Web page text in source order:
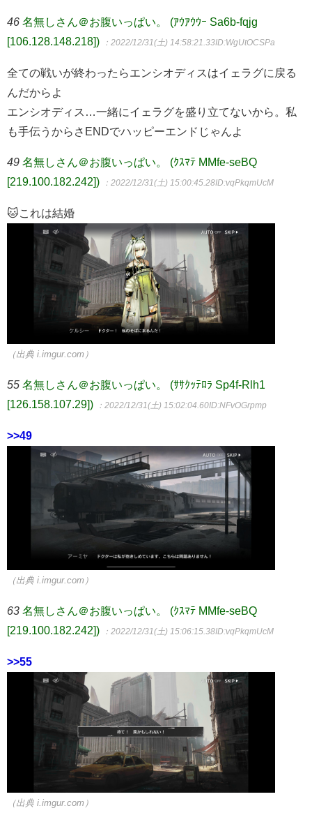
46 名無しさん＠お腹いっぱい。 (ｱｳｱｳｳｰ Sa6b-fqjg
[106.128.148.218])
：2022/12/31(土) 14:58:21.33ID:WgUtOCSPa
全ての戦いが終わったらエンシオディスはイェラグに戻る
んだからよ
エンシオディス…一緒にイェラグを盛り立てないから。私
も手伝うからさENDでハッピーエンドじゃんよ
49 名無しさん＠お腹いっぱい。 (ｸｽﾏﾃ MMfe-seBQ
[219.100.182.242])
：2022/12/31(土) 15:00:45.28ID:vqPkqmUcM
🐱これは結婚
（出典 i.imgur.com）
55 名無しさん＠お腹いっぱい。 (ｻｻｸｯﾃﾛﾗ Sp4f-Rlh1
[126.158.107.29])
：2022/12/31(土) 15:02:04.60ID:NFvOGrpmp
>>49
（出典 i.imgur.com）
63 名無しさん＠お腹いっぱい。 (ｸｽﾏﾃ MMfe-seBQ
[219.100.182.242])
：2022/12/31(土) 15:06:15.38ID:vqPkqmUcM
>>55
（出典 i.imgur.com）